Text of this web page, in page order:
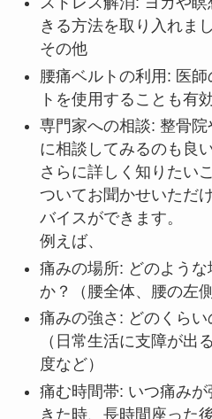
きる方法を取り入れまし
その他
腰痛ベルトの利用: 医
トを使用することも有
専門家への相談: 整骨
に相談してみるのも良
さらに詳しく知りたい
ついてお聞かせいただ
バイスができます。
例えば、
痛みの場所: どのよう
か？（腰全体、腰の左側
痛みの強さ: どのくらい
（日常生活に支障が出
度など）
痛む時間帯: いつ痛み
きた時、長時間座った後